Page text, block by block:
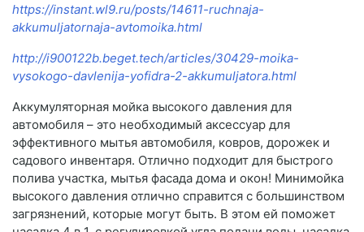
https://instant.wl9.ru/posts/14611-ruchnaja-
akkumuljatornaja-avtomoika.html
http://i900122b.beget.tech/articles/30429-moika-
vysokogo-davlenija-yofidra-2-akkumuljatora.html
Аккумуляторная мойка высокого давления для
автомобиля – это необходимый аксессуар для
эффективного мытья автомобиля, ковров, дорожек и
садового инвентаря. Отлично подходит для быстрого
полива участка, мытья фасада дома и окон! Минимойка
высокого давления отлично справится с большинством
загрязнений, которые могут быть. В этом ей поможет